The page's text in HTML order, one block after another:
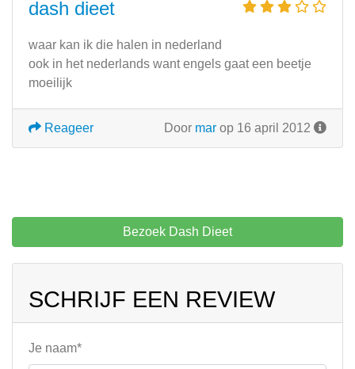
dash dieet
waar kan ik die halen in nederland
ook in het nederlands want engels gaat een beetje
moeilijk
Door mar op 16 april 2012
Reageer
Bezoek Dash Dieet
SCHRIJF EEN REVIEW
Je naam*